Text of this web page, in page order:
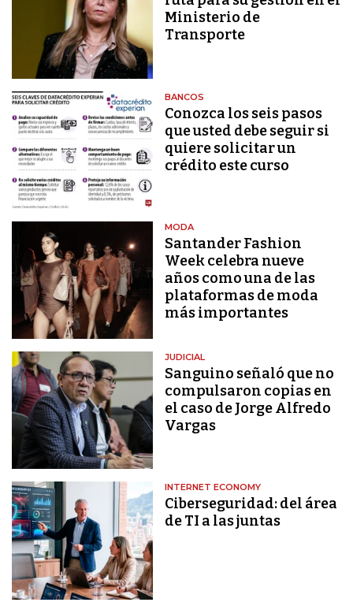
Ministerio de
Transporte
BANCOS
Conozca los seis pasos
que usted debe seguir si
quiere solicitar un
crédito este curso
MODA
Santander Fashion
Week celebra nueve
años como una de las
plataformas de moda
más importantes
JUDICIAL
Sanguino señaló que no
compulsaron copias en
el caso de Jorge Alfredo
Vargas
INTERNET ECONOMY
Ciberseguridad: del área
de TI a las juntas